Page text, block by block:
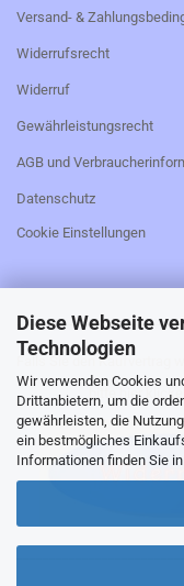
Diese Webseite
Technologien
Wir verwenden Cookies
Drittanbietern, um die
gewährleisten, die
ein bestmögliches
Informationen finden Sie
Versand- &
Widerrufsrecht
Widerruf
Gewährleistungsrecht
AGB und
Datenschutz
Cookie Einstellungen
Falls Sie den Kaufvertrag
bitte hier